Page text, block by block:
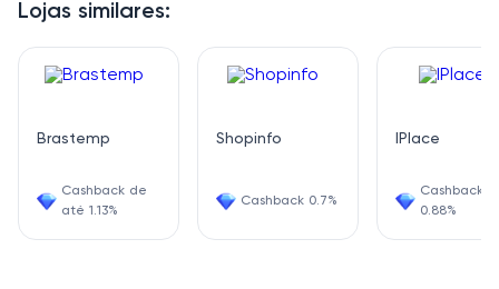
Lojas similares:
Brastemp
Cashback de
até 1.13%
Shopinfo
Cashback 0.7%
IPlace
Cashback
0.88%